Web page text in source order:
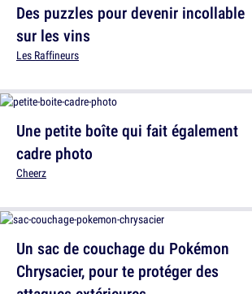
Une petite boîte qui fait également
cadre photo
Cheerz
Des puzzles pour devenir incollable
sur les vins
Les Raffineurs
Un sac de couchage du Pokémon
Chrysacier, pour te protéger des